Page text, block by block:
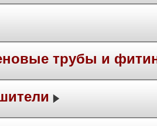
трубы и